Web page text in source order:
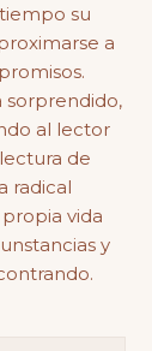
su
a
sorprendido,
al lector
de
radical
vida
y